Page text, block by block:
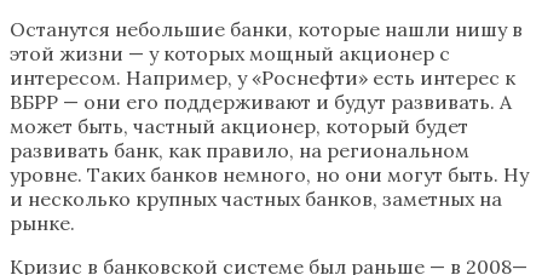
Останутся небольшие банки, которые нашли нишу в
этой жизни — у которых мощный акционер с
интересом. Например, у «Роснефти» есть интерес к
ВБРР — они его поддерживают и будут развивать. А
может быть, частный акционер, который будет
развивать банк, как правило, на региональном
уровне. Таких банков немного, но они могут быть. Ну
и несколько крупных частных банков, заметных на
рынке.
Кризис в банковской системе был раньше — в 2008—